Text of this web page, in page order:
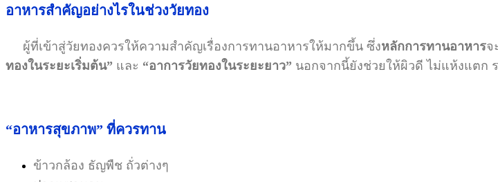
อาหารสำคัญอย่างไรในช่วงวัยทอง
ผู้ที่เข้าสู่วัยทองควรให้ความสำคัญเรื่องการทานอาหารให้มากขึ้น ซึ่งหลักการทานอาหารจ
ทองในระยะเริ่มต้น” และ “อาการวัยทองในระยะยาว” นอกจากนี้ยังช่วยให้ผิวดี ไม่แห้งแตก
“อาหารสุขภาพ” ที่ควรทาน
ข้าวกล้อง ธัญพืช ถั่วต่างๆ